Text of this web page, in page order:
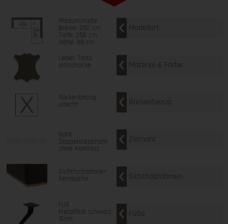
Produktmaße
Breite: 282 cm
Tiefe: 256 cm
Höhe: 89 cm
Modellart
Leder: Torro
artischocke Material & Farbe
Rückenbezug
unecht Rückenbezug
Naht
Doppelsteppnaht
ohne Kontrast
Ziernaht
Sichtholzrahmen
Kernbuche Sichtholzrahmen
Fuß
Metallfuß schwarz
16cm Füße